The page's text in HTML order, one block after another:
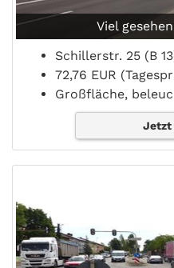
Viel
Schillerstr. 25 (B
72,76 EUR
Großfläche,
Jetzt